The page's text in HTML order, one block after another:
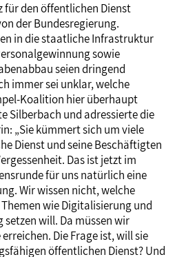
für den öffentlichen Dienst
der Bundesregierung.
in die staatliche Infrastruktur
sowie
seien dringend
immer sei unklar, welche
Koalition hier überhaupt
Silberbach und adressierte die
„Sie kümmert sich um viele
Dienst und seine Beschäftigten
Das ist jetzt im
für uns natürlich eine
Wir wissen nicht, welche
wie Digitalisierung und
will. Da müssen wir
Die Frage ist, will sie
öffentlichen Dienst? Und